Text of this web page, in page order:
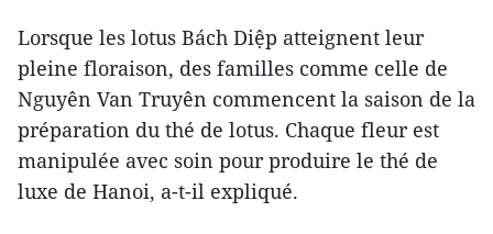
Lorsque les lotus Bách Diệp atteignent leur
pleine floraison, des familles comme celle de
Nguyên Van Truyên commencent la saison de la
préparation du thé de lotus. Chaque fleur est
manipulée avec soin pour produire le thé de
luxe de Hanoi, a-t-il expliqué.